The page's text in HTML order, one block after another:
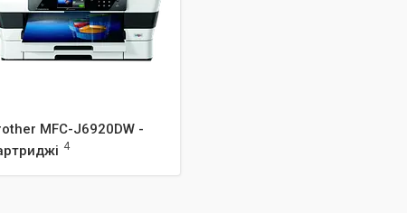
MFC-J6920DW -
4